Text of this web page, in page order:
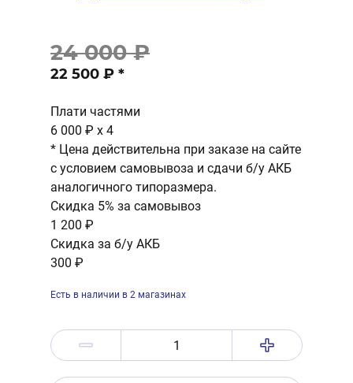
24 000 ₽
22 500 ₽ *
Плати частями
6 000 ₽ x 4
* Цена действительна при заказе на сайте
с условием самовывоза и сдачи б/у АКБ
аналогичного типоразмера.
Скидка 5% за самовывоз
1 200 ₽
Скидка за б/у АКБ
300 ₽
Есть в наличии в 2 магазинах